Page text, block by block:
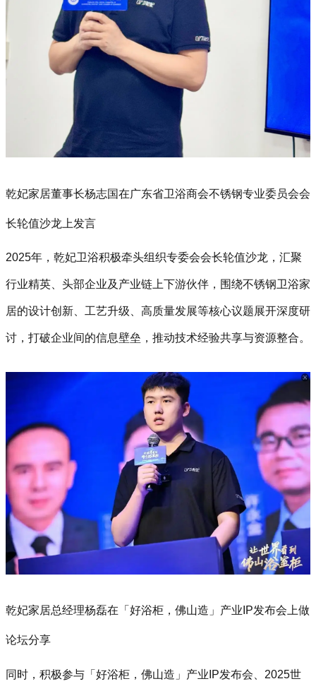
乾妃家居董事长杨志国在广东省卫浴商会不锈钢专业委员会会
长轮值沙龙上发言
2025年，乾妃卫浴积极牵头组织专委会会长轮值沙龙，汇聚
行业精英、头部企业及产业链上下游伙伴，围绕不锈钢卫浴家
居的设计创新、工艺升级、高质量发展等核心议题展开深度研
讨，打破企业间的信息壁垒，推动技术经验共享与资源整合。
乾妃家居总经理杨磊在「好浴柜，佛山造」产业IP发布会上做
论坛分享
同时，积极参与「好浴柜，佛山造」产业IP发布会、2025世